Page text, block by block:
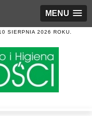
MENU
SIERPNIA 2026 ROKU.